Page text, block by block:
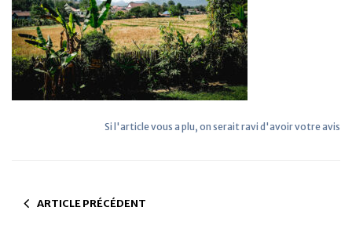
Si l'article vous a plu, on serait ravi d'avoir votre avis
ARTICLE PRÉCÉDENT